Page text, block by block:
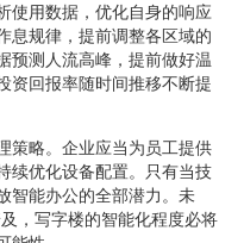
使用数据，优化自身的响应
息规律，提前调整各区域的
预测人流高峰，提前做好温
资回报率随时间推移不断提
策略。企业应当为员工提供
续优化设备配置。只有当技
智能办公的全部潜力。未
，写字楼的智能化程度必将